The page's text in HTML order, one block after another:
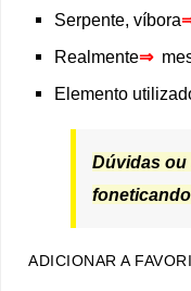
Serpente, víbora
Realmente⇒
Elemento
Dúvidas
ADICIONAR A